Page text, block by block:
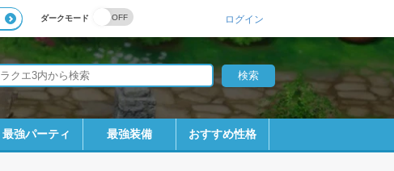
ダークモード ログイン
最強パーティ 最強装備 おすすめ性格